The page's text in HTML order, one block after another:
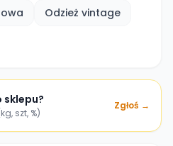
Odzież vintage
sklepu?
szt, %)
Zgłoś →